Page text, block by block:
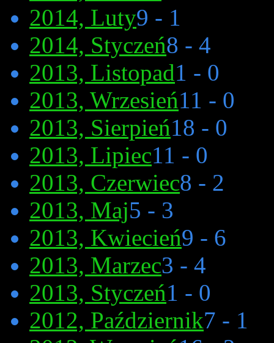
2014, Luty9 - 1
2014, Styczeń8 - 4
2013, Listopad1 - 0
2013, Wrzesień11 - 0
2013, Sierpień18 - 0
2013, Lipiec11 - 0
2013, Czerwiec8 - 2
2013, Maj5 - 3
2013, Kwiecień9 - 6
2013, Marzec3 - 4
2013, Styczeń1 - 0
2012, Październik7 - 1